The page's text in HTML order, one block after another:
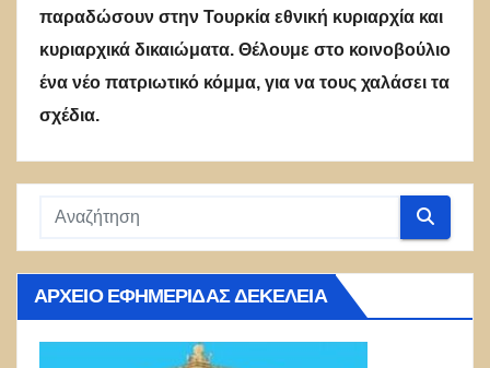
παραδώσουν στην Τουρκία εθνική κυριαρχία και
κυριαρχικά δικαιώματα. Θέλουμε στο κοινοβούλιο
ένα νέο πατριωτικό κόμμα, για να τους χαλάσει τα
σχέδια.
ΑΡΧΕΊΟ ΕΦΗΜΕΡΊΔΑΣ ΔΕΚΈΛΕΙΑ